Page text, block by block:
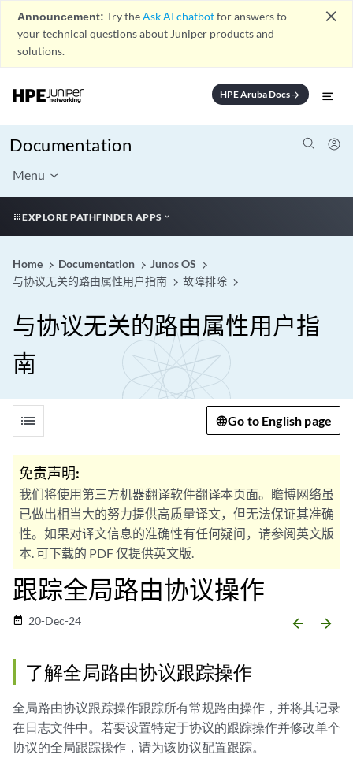
Announcement: Try theAsk AI chatbotfor answers to
your technical questions about Juniper products and
solutions.
close
HPE Aruba Docsarrow_forward
Documentation
Menu
EXPLORE PATHFINDER APPS
Home Documentation
Junos OS
与协议无关的路由属性用户指南
故障排除
与协议无关的路由属性用户指
南
list Go to English page
免责声明:
我们将使用第三方机器翻译软件翻译本页面。瞻博网络虽
已做出相当大的努力提供高质量译文，但无法保证其准确
性。如果对译文信息的准确性有任何疑问，请参阅英文版
本. 可下载的 PDF 仅提供英文版.
跟踪全局路由协议操作
date_range 20-Dec-24 arrow_backward arrow_forward
了解全局路由协议跟踪操作
全局路由协议跟踪操作跟踪所有常规路由操作，并将其记录
在日志文件中。若要设置特定于协议的跟踪操作并修改单个
协议的全局跟踪操作，请为该协议配置跟踪。